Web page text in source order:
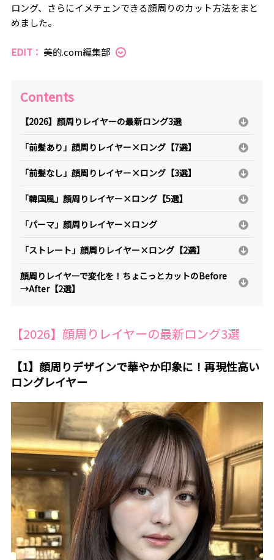
ロング、さらにイメチェンできる顔周りのカット方法をまと
めました。
EDIT： 美的.com編集部
Contents
【2026】顔周りレイヤーの最新ロング3選
「前髪あり」顔周りレイヤー×ロング【7選】
「前髪なし」顔周りレイヤー×ロング【3選】
「韓国風」顔周りレイヤー×ロング【5選】
「パーマ」顔周りレイヤー×ロング
「ストレート」顔周りレイヤー×ロング【2選】
顔周りレイヤーで変化を！ちょこっとカットのBefore
→After【2選】
【2026】顔周りレイヤーの最新ロング3選
【1】顔周りデザインで華やか印象に！再現性高い
ロングレイヤー